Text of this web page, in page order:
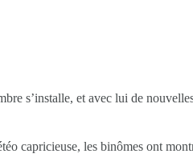
s’installe, et avec lui de
capricieuse, les binômes ont